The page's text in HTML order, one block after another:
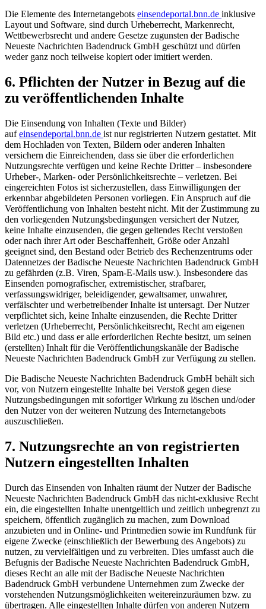
Die Elemente des Internetangebots einsendeportal.bnn.de inklusive
Layout und Software, sind durch Urheberrecht, Markenrecht,
Wettbewerbsrecht und andere Gesetze zugunsten der Badische
Neueste Nachrichten Badendruck GmbH geschützt und dürfen
weder ganz noch teilweise kopiert oder imitiert werden.
6. Pflichten der Nutzer in Bezug auf die
zu veröffentlichenden Inhalte
Die Einsendung von Inhalten (Texte und Bilder)
aufeinsendeportal.bnn.de ist nur registrierten Nutzern gestattet. Mit
dem Hochladen von Texten, Bildern oder anderen Inhalten
versichern die Einreichenden, dass sie über die erforderlichen
Nutzungsrechte verfügen und keine Rechte Dritter – insbesondere
Urheber-, Marken- oder Persönlichkeitsrechte – verletzen. Bei
eingereichten Fotos ist sicherzustellen, dass Einwilligungen der
erkennbar abgebildeten Personen vorliegen. Ein Anspruch auf die
Veröffentlichung von Inhalten besteht nicht. Mit der Zustimmung zu
den vorliegenden Nutzungsbedingungen versichert der Nutzer,
keine Inhalte einzusenden, die gegen geltendes Recht verstoßen
oder nach ihrer Art oder Beschaffenheit, Größe oder Anzahl
geeignet sind, den Bestand oder Betrieb des Rechenzentrums oder
Datennetzes der Badische Neueste Nachrichten Badendruck GmbH
zu gefährden (z.B. Viren, Spam-E-Mails usw.). Insbesondere das
Einsenden pornografischer, extremistischer, strafbarer,
verfassungswidriger, beleidigender, gewaltsamer, unwahrer,
verfälschter und werbetreibender Inhalte ist untersagt. Der Nutzer
verpflichtet sich, keine Inhalte einzusenden, die Rechte Dritter
verletzen (Urheberrecht, Persönlichkeitsrecht, Recht am eigenen
Bild etc.) und dass er alle erforderlichen Rechte besitzt, um seinen
(erstellten) Inhalt für die Veröffentlichungskanäle der Badische
Neueste Nachrichten Badendruck GmbH zur Verfügung zu stellen.
Die Badische Neueste Nachrichten Badendruck GmbH behält sich
vor, von Nutzern eingestellte Inhalte bei Verstoß gegen diese
Nutzungsbedingungen mit sofortiger Wirkung zu löschen und/oder
den Nutzer von der weiteren Nutzung des Internetangebots
auszuschließen.
7. Nutzungsrechte an von registrierten
Nutzern eingestellten Inhalten
Durch das Einsenden von Inhalten räumt der Nutzer der Badische
Neueste Nachrichten Badendruck GmbH das nicht-exklusive Recht
ein, die eingestellten Inhalte unentgeltlich und zeitlich unbegrenzt zu
speichern, öffentlich zugänglich zu machen, zum Download
anzubieten und in Online- und Printmedien sowie im Rundfunk für
eigene Zwecke (einschließlich der Bewerbung des Angebots) zu
nutzen, zu vervielfältigen und zu verbreiten. Dies umfasst auch die
Befugnis der Badische Neueste Nachrichten Badendruck GmbH,
dieses Recht an alle mit der Badische Neueste Nachrichten
Badendruck GmbH verbundene Unternehmen zum Zwecke der
vorstehenden Nutzungsmöglichkeiten weitereinzuräumen bzw. zu
übertragen. Alle eingestellten Inhalte dürfen von anderen Nutzern